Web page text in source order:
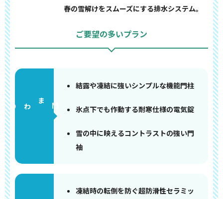
春の雪解けをスムーズにする排水システム。
ご要望の多いプラン
門まわり
結露や凍結に強いシンプルな機能門柱
氷点下でも作動する耐寒仕様の電気錠
雪の中に映えるコントラストの強い門
袖
凍結時の転倒を防ぐ超防滑性セラミッ